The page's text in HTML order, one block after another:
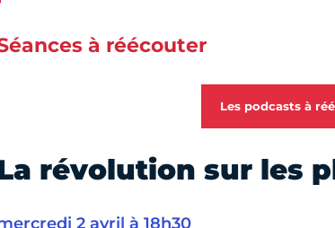
à réécouter
Les podcasts à
révolution sur les
2 avril à 18h30